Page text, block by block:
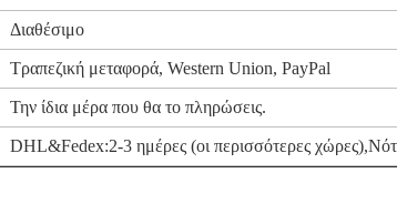
Διαθέσιμο
Τραπεζική μεταφορά, Western Union, PayPal
Την ίδια μέρα που θα το πληρώσεις.
DHL&Fedex:2-3 ημέρες (οι περισσότερες